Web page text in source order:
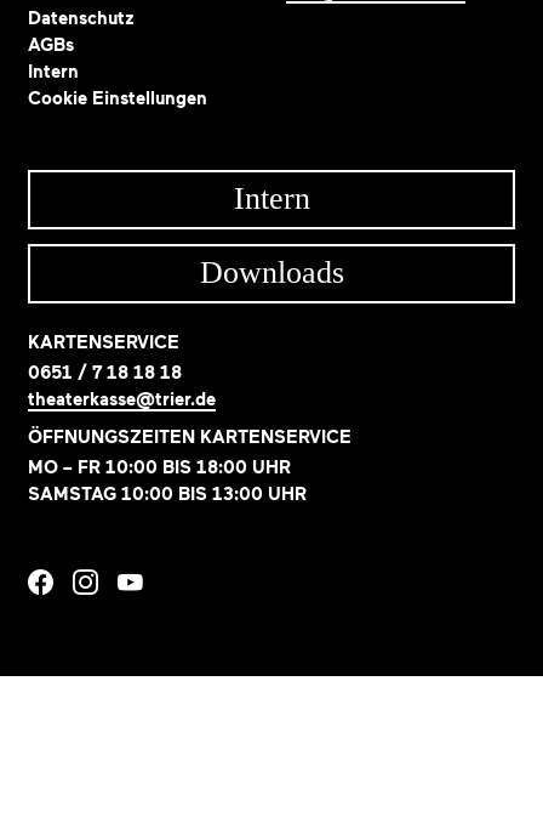
Datenschutz
AGBs
Intern
Cookie Einstellungen
Intern
Downloads
KARTENSERVICE
0651 / 7 18 18 18
theaterkasse@trier.de
ÖFFNUNGSZEITEN KARTENSERVICE
MO – FR 10:00 BIS 18:00 UHR
SAMSTAG 10:00 BIS 13:00 UHR